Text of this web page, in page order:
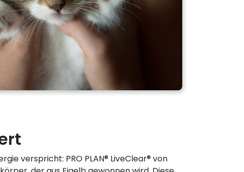
verspricht: PRO PLAN® LiveClear® von